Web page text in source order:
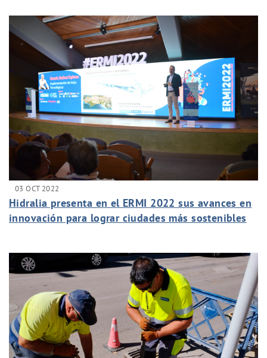
03 OCT 2022
Hidralia presenta en el ERMI 2022 sus avances en
innovación para lograr ciudades más sostenibles